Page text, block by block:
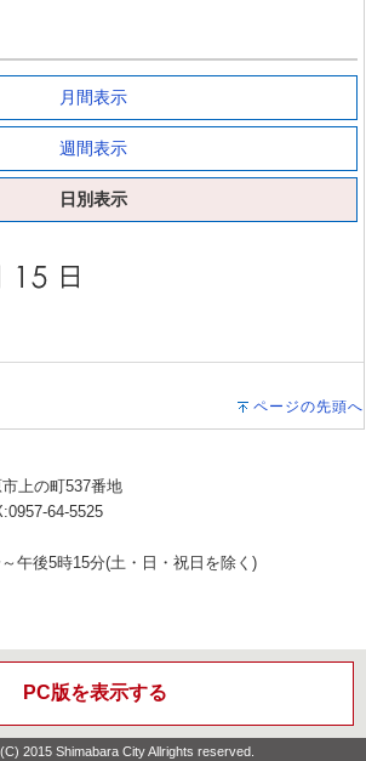
月間表示
週間表示
日別表示
ページの先頭へ
上の町537番地
64-5525
午後5時15分(土・日・祝日を除く)
PC版を表示する
2015 Shimabara City Allrights reserved.